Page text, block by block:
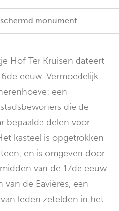
monument
Hof Ter Kruisen dateert
eeuw. Vermoedelijk
een
die de
bepaalde delen voor
kasteel is opgetrokken
en is omgeven door
van de 17de eeuw
de Bavières, een
leden zetelden in het